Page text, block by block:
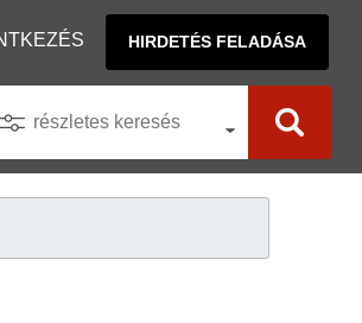
HIRDETÉS FELADÁSA
részletes keresés